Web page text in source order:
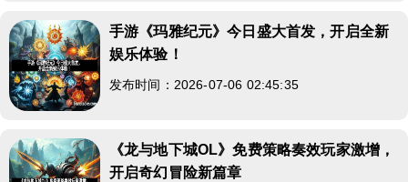
手游《玛雅纪元》今日盛大首发，开启全新
娱乐体验！
发布时间：2026-07-06 02:45:35
《龙与地下城OL》免费策略奏效玩家激增，
开启奇幻冒险新篇章